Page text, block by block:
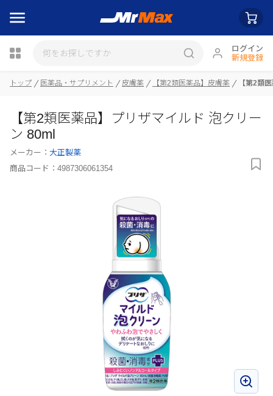
ログイン
新規登録
瓶詰
トップ 医薬品・サプリメント 皮膚薬 【第2類医薬品】皮膚薬 【第2類
【第2類医薬品】プリザマイルド 泡クリー
ン 80ml
メーカー： 大正製薬
商品コード： 4987306061354